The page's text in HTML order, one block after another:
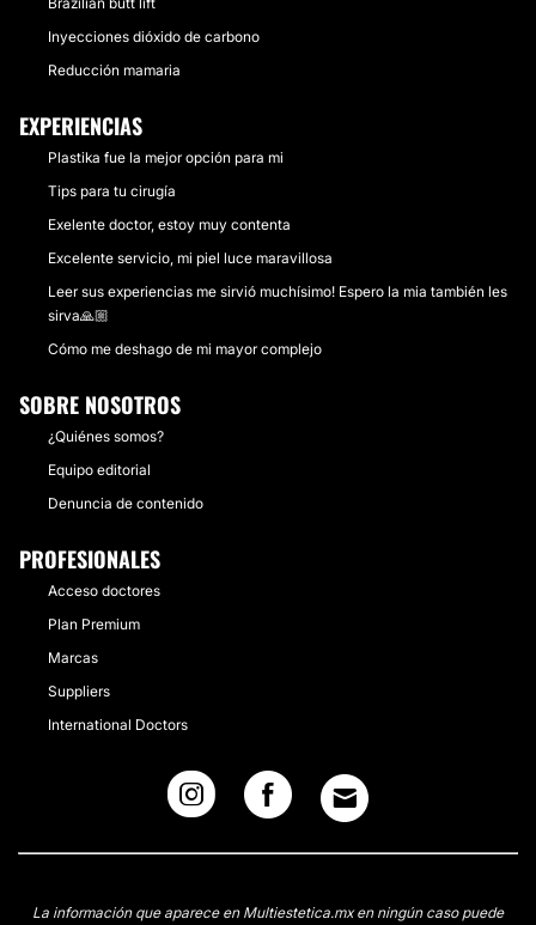
Inyecciones dióxido de carbono
Reducción mamaria
EXPERIENCIAS
Plastika fue la mejor opción para mi
Tips para tu cirugía
Exelente doctor, estoy muy contenta
Excelente servicio, mi piel luce maravillosa
Leer sus experiencias me sirvió muchísimo! Espero la mia también les
sirva🙏🏼
Cómo me deshago de mi mayor complejo
SOBRE NOSOTROS
¿Quiénes somos?
Equipo editorial
Denuncia de contenido
PROFESIONALES
Acceso doctores
Plan Premium
Marcas
Suppliers
International Doctors
La información que aparece en Multiestetica.mx en ningún caso puede